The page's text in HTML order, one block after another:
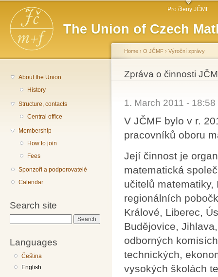
The Union of Czech
Main menu Pro členy JČMF
About the Union
History
Structure, contacts
Central office
Membership
How to join
Fees
Sponzoři a podporovatelé
Calendar
Search site
Languages
Čeština
English
You are here
Home › O JČMF › Výroční zprávy
Zpráva o činnosti
1. March 2011 -
V JČMF bylo v r.
pracovníků oboru
Její činnost je
matematická
učitelů
regionálních
Králové, Liberec,
Budějovice,
odborných
technických,
vysokých školách